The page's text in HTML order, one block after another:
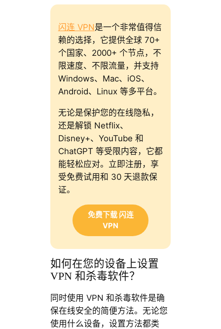
闪连 VPN是一个非常值得信
赖的选择，它提供全球 70+
个国家、2000+ 个节点，不
限速度、不限流量，并支持
Windows、Mac、iOS、
Android、Linux 等多平台。
无论是保护您的在线隐私，
还是解锁 Netflix、
Disney+、YouTube 和
ChatGPT 等受限内容，它都
能轻松应对。立即注册，享
受免费试用和 30 天退款保
证。
免费下载 闪连
VPN
如何在您的设备上设置
VPN 和杀毒软件？
同时使用 VPN 和杀毒软件是确
保在线安全的简便方法。无论您
使用什么设备，设置方法都类